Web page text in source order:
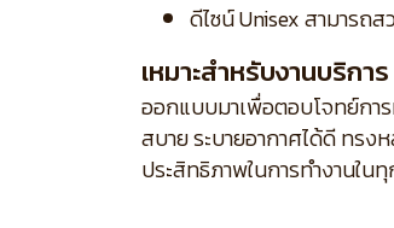
ดีไซน์ Unisex สามารถ
เหมาะสำหรับงานบริการ
ออกแบบมาเพื่อตอบโจทย์การ
สบาย ระบายอากาศได้ดี ทร
ประสิทธิภาพในการทำงานใ